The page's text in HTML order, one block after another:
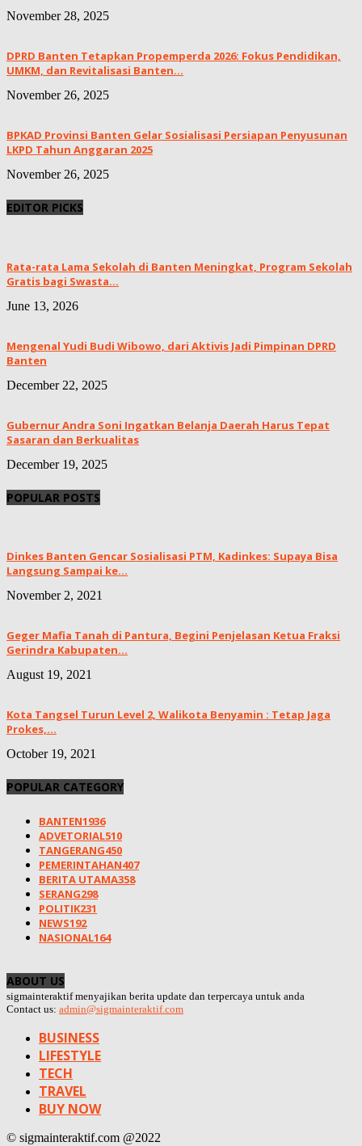
November 28, 2025
DPRD Banten Tetapkan Propemperda 2026: Fokus Pendidikan,
UMKM, dan Revitalisasi Banten...
November 26, 2025
BPKAD Provinsi Banten Gelar Sosialisasi Persiapan Penyusunan
LKPD Tahun Anggaran 2025
November 26, 2025
EDITOR PICKS
Rata-rata Lama Sekolah di Banten Meningkat, ‎Program Sekolah
Gratis bagi Swasta...
June 13, 2026
Mengenal Yudi Budi Wibowo, dari Aktivis Jadi Pimpinan DPRD
Banten
December 22, 2025
Gubernur Andra Soni Ingatkan Belanja Daerah Harus Tepat
Sasaran dan Berkualitas
December 19, 2025
POPULAR POSTS
Dinkes Banten Gencar Sosialisasi PTM, Kadinkes: Supaya Bisa
Langsung Sampai ke...
November 2, 2021
Geger Mafia Tanah di Pantura, Begini Penjelasan Ketua Fraksi
Gerindra Kabupaten...
August 19, 2021
Kota Tangsel Turun Level 2, Walikota Benyamin : Tetap Jaga
Prokes,...
October 19, 2021
POPULAR CATEGORY
BANTEN1936
ADVETORIAL510
TANGERANG450
PEMERINTAHAN407
BERITA UTAMA358
SERANG298
POLITIK231
NEWS192
NASIONAL164
ABOUT US
sigmainteraktif menyajikan berita update dan terpercaya untuk anda
Contact us: admin@sigmainteraktif.com
BUSINESS
LIFESTYLE
TECH
TRAVEL
BUY NOW
© sigmainteraktif.com @2022